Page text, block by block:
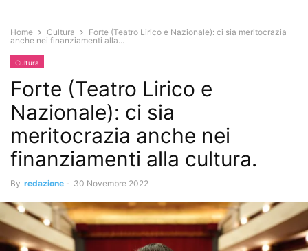
Home Cultura
Forte (Teatro Lirico e Nazionale): ci sia meritocrazia
anche nei finanziamenti alla...
Cultura
Forte (Teatro Lirico e
Nazionale): ci sia
meritocrazia anche nei
finanziamenti alla cultura.
By redazione - 30 Novembre 2022